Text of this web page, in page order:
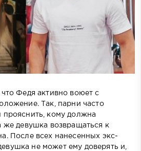
что Федя активно воюет с
Так, парни часто
прояснить, кому должна
же девушка возвращаться к
После всех нанесенных экс-
не может ему доверять и,